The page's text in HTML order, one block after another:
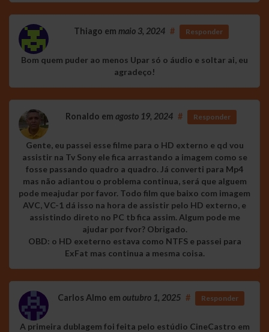
Thiago em maio 3, 2024 # Responder
Bom quem puder ao menos Upar só o áudio e soltar ai, eu
agradeço!
Ronaldo em agosto 19, 2024 # Responder
Gente, eu passei esse filme para o HD externo e qd vou
assistir na Tv Sony ele fica arrastando a imagem como se
fosse passando quadro a quadro. Já converti para Mp4
mas não adiantou o problema continua, será que alguem
pode meajudar por favor. Todo film que baixo com imagem
AVC, VC-1 dá isso na hora de assistir pelo HD externo, e
assistindo direto no PC tb fica assim. Algum pode me
ajudar por fvor? Obrigado.
OBD: o HD exeterno estava como NTFS e passei para
ExFat mas continua a mesma coisa.
Carlos Almo em outubro 1, 2025 # Responder
A primeira dublagem foi feita pelo estúdio CineCastro em